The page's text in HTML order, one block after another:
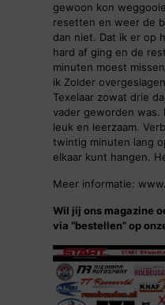
gewoon kon
resetten en weer de
dan niet. Dat ik er op
hard af ging en de
minuten moest
ik Zolder
Texelaar zowat drie
vader geworden was.
leuk en leerzaam.
twintig minuten lang
elkaar kunt hangen.
Meer informatie:
Wil jij ons magazine
via “bestellen” op